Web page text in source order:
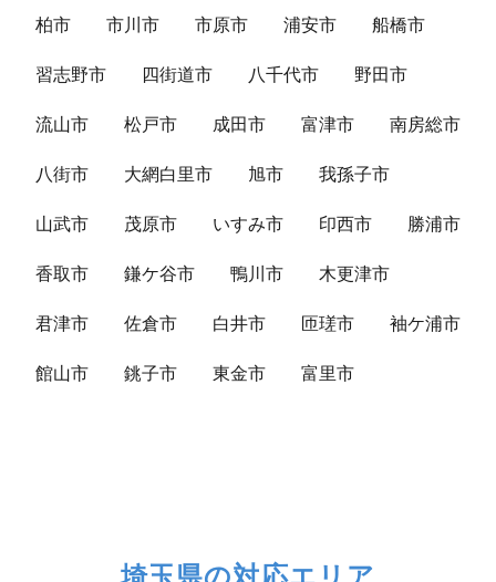
柏市 市川市 市原市 浦安市 船橋市
習志野市 四街道市 八千代市 野田市
流山市 松戸市 成田市 富津市 南房総市
八街市 大網白里市 旭市 我孫子市
山武市 茂原市 いすみ市 印西市 勝浦市
香取市 鎌ケ谷市 鴨川市 木更津市
君津市 佐倉市 白井市 匝瑳市 袖ケ浦市
館山市 銚子市 東金市 富里市
埼玉県の対応エリア